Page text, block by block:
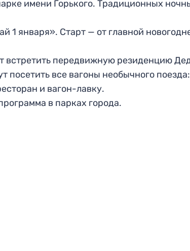
имени Горького. Традиционных
1 января». Старт — от главной
встретить передвижную резиденцию
посетить все вагоны необычного поезда:
и вагон-лавку.
в парках города.